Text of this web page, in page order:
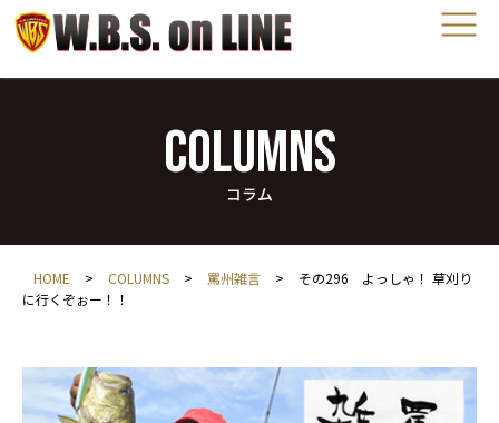
COLUMNS
コラム
HOME > COLUMNS > 罵州雑言 >
その296 よっしゃ！ 草刈り
に行くぞぉー！！